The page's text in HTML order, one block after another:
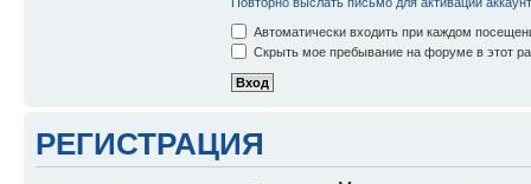
Автоматически входить при каждом
Скрыть мое пребывание на форуме в этот
РЕГИСТРАЦИЯ